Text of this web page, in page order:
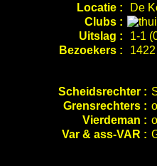
Locatie :
De
Clubs :
Uitslag :
1-1
Bezoekers :
1422
Scheidsrechter :
Grensrechters :
Vierdeman :
Var & ass-VAR :